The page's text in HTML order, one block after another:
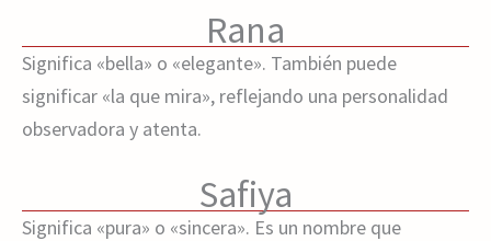
Rana
Significa «bella» o «elegante». También puede
significar «la que mira», reflejando una personalidad
observadora y atenta.
Safiya
Significa «pura» o «sincera». Es un nombre que